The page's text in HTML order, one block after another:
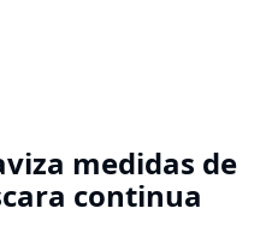
medidas de
continua